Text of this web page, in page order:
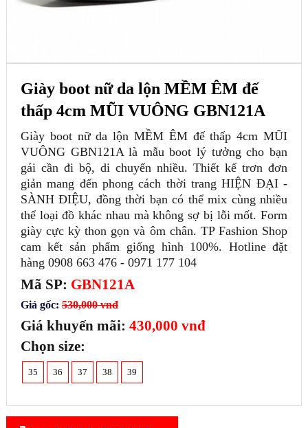
Giày boot nữ da lộn MỀM ÊM đế
thấp 4cm MŨI VUÔNG GBN121A
Giày boot nữ da lộn MỀM ÊM đế thấp 4cm MŨI
VUÔNG GBN121A là mẫu boot lý tưởng cho bạn
gái cần đi bộ, di chuyển nhiều. Thiết kế trơn đơn
giản mang đến phong cách thời trang HIỆN ĐẠI -
SÀNH ĐIỆU, đồng thời bạn có thể mix cùng nhiều
thể loại đồ khác nhau mà không sợ bị lỗi mốt. Form
giày cực kỳ thon gọn và ôm chân. TP Fashion Shop
cam kết sản phẩm giống hình 100%. Hotline đặt
hàng 0908 663 476 - 0971 177 104
Mã SP: GBN121A
Giá gốc: 530,000 vnđ
Giá khuyến mãi: 430,000 vnđ
Chọn size:
35 36 37 38 39